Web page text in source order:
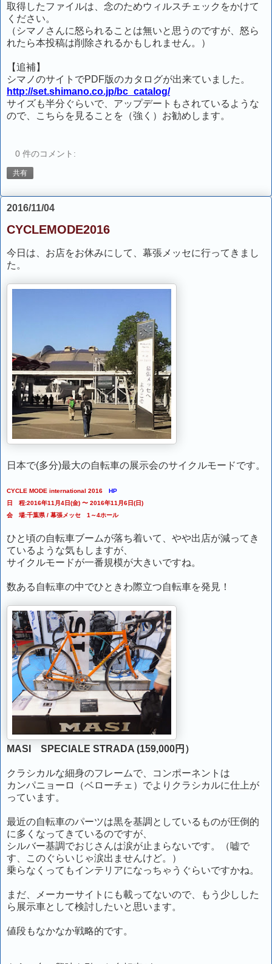
取得したファイルは、念のためウィルスチェックをかけて
ください。
（シマノさんに怒られることは無いと思うのですが、怒ら
れたら本投稿は削除されるかもしれません。）
【追補】
シマノのサイトでPDF版のカタログが出来ていました。
http://set.shimano.co.jp/bc_catalog/
サイズも半分ぐらいで、アップデートもされているような
ので、こちらを見ることを（強く）お勧めします。
0 件のコメント:
共有
2016/11/04
CYCLEMODE2016
今日は、お店をお休みにして、幕張メッセに行ってきまし
た。
日本で(多分)最大の自転車の展示会のサイクルモードです。
CYCLE MODE international 2016
HP
日 程:2016年11月4日(金) 〜 2016年11月6日(日)
会 場:千葉県 / 幕張メッセ 1～4ホール
ひと頃の自転車ブームが落ち着いて、やや出店が減ってき
ているような気もしますが、
サイクルモードが一番規模が大きいですね。
数ある自転車の中でひときわ際立つ自転車を発見！
MASI SPECIALE STRADA (159,000円）
クラシカルな細身のフレームで、コンポーネントは
カンパニョーロ（ベローチェ）でよりクラシカルに仕上が
っています。
最近の自転車のパーツは黒を基調としているものが圧倒的
に多くなってきているのですが、
シルバー基調でおじさんは涙が止まらないです。（嘘で
す、このぐらいじゃ涙出ませんけど。）
乗らなくってもインテリアになっちゃうぐらいですかね。
まだ、メーカーサイトにも載ってないので、もう少しした
ら展示車として検討したいと思います。
値段もなかなか戦略的です。